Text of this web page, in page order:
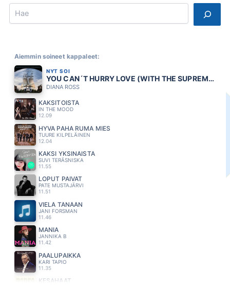
Search
Aiemmin soineet kappaleet:
NYT SOI
YOU CAN´T HURRY LOVE (WITH THE SUPREMES)
DIANA ROSS
KAKSITOISTA
IN THE MOOD
12.09
HYVA PAHA RUMA MIES
TUURE KILPELÄINEN
12.04
KAKSI YKSINÄISTÄ
SUVI TERÄSNISKA
11.55
LOPUT PÄIVÄT
PATE MUSTAJÄRVI
11.51
VIELÄ TÄNÄÄN
JANI FORSMAN
11.46
MANIA
JANNIKA B
11.42
PAALUPAIKKA
KARI TAPIO
11.35
KESÄHÄÄT